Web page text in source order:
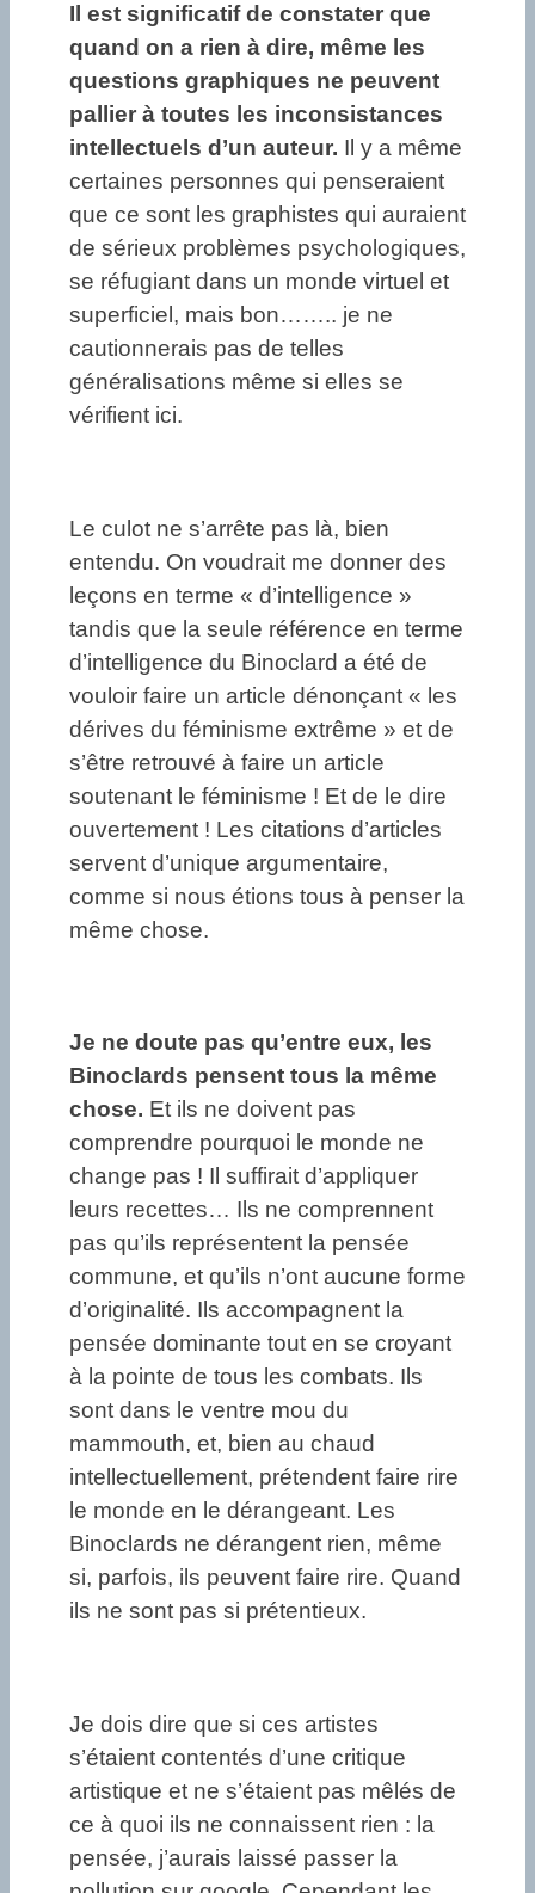
Il est significatif de constater que
quand on a rien à dire, même les
questions graphiques ne peuvent
pallier à toutes les inconsistances
intellectuels d’un auteur. Il y a même
certaines personnes qui penseraient
que ce sont les graphistes qui auraient
de sérieux problèmes psychologiques,
se réfugiant dans un monde virtuel et
superficiel, mais bon…….. je ne
cautionnerais pas de telles
généralisations même si elles se
vérifient ici.
Le culot ne s’arrête pas là, bien
entendu. On voudrait me donner des
leçons en terme « d’intelligence »
tandis que la seule référence en terme
d’intelligence du Binoclard a été de
vouloir faire un article dénonçant « les
dérives du féminisme extrême » et de
s’être retrouvé à faire un article
soutenant le féminisme ! Et de le dire
ouvertement ! Les citations d’articles
servent d’unique argumentaire,
comme si nous étions tous à penser la
même chose.
Je ne doute pas qu’entre eux, les
Binoclards pensent tous la même
chose. Et ils ne doivent pas
comprendre pourquoi le monde ne
change pas ! Il suffirait d’appliquer
leurs recettes… Ils ne comprennent
pas qu’ils représentent la pensée
commune, et qu’ils n’ont aucune forme
d’originalité. Ils accompagnent la
pensée dominante tout en se croyant
à la pointe de tous les combats. Ils
sont dans le ventre mou du
mammouth, et, bien au chaud
intellectuellement, prétendent faire rire
le monde en le dérangeant. Les
Binoclards ne dérangent rien, même
si, parfois, ils peuvent faire rire. Quand
ils ne sont pas si prétentieux.
Je dois dire que si ces artistes
s’étaient contentés d’une critique
artistique et ne s’étaient pas mêlés de
ce à quoi ils ne connaissent rien : la
pensée, j’aurais laissé passer la